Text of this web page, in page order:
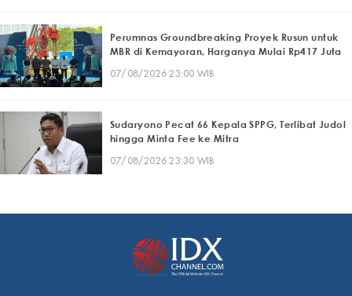
Perumnas Groundbreaking Proyek Rusun untuk
MBR di Kemayoran, Harganya Mulai Rp417 Juta
07/08/2026 23:00 WIB
Sudaryono Pecat 66 Kepala SPPG, Terlibat Judol
hingga Minta Fee ke Mitra
07/08/2026 23:30 WIB